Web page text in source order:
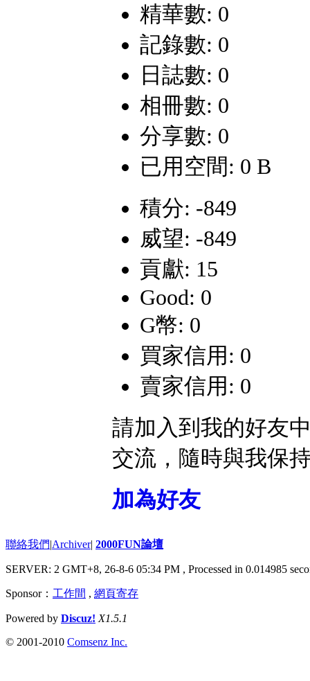
精華數: 0
記錄數: 0
日誌數: 0
相冊數: 0
分享數: 0
已用空間: 0 B
積分: -849
威望: -849
貢獻: 15
Good: 0
G幣: 0
買家信用: 0
賣家信用: 0
請加入到我的好友
交流，隨時與我保
加為好友
聯絡我們|Archiver| 2000FUN論壇
SERVER: 2 GMT+8, 26-8-6 05:34 PM , Processed in 0.014985
Sponsor： 工作間 , 網頁寄存
Powered by Discuz! X1.5.1
© 2001-2010 Comsenz Inc.